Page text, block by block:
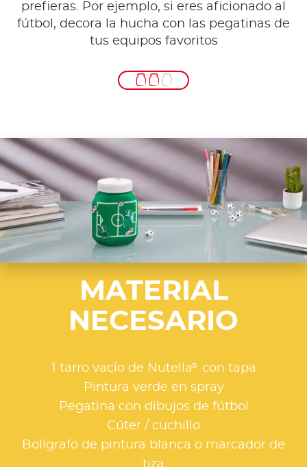
prefieras. Por ejemplo, si eres aficionado al
fútbol, decora la hucha con las pegatinas de
tus equipos favoritos
MATERIAL
NECESARIO
1 tarro vacío de Nutella®
con tapa
Pintura verde en spray
Pegatina con dibujos de fútbol
Cúter / cuchillo
Bolígrafo de pintura blanca o marcador de
tiza